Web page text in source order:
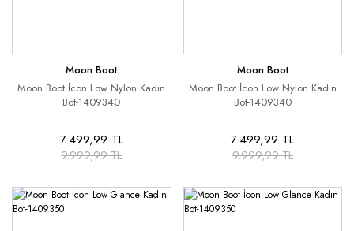
Moon Boot
Moon Boot İcon Low Nylon Kadın
Bot-1409340
7.499,99 TL
9.999,99 TL
Moon Boot
Moon Boot İcon Low Nylon Kadın
Bot-1409340
7.499,99 TL
9.999,99 TL